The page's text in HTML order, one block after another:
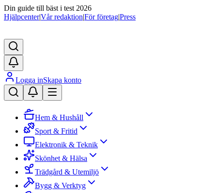
Din guide till bäst i test 2026
Hjälpcenter|Vår redaktion|För företag|Press
Logga inSkapa konto
Hem & Hushåll
Sport & Fritid
Elektronik & Teknik
Skönhet & Hälsa
Trädgård & Utemiljö
Bygg & Verktyg